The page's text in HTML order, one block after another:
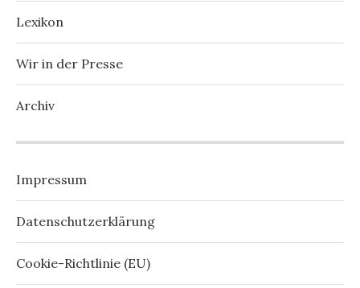
Lexikon
Wir in der Presse
Archiv
Impressum
Datenschutzerklärung
Cookie-Richtlinie (EU)